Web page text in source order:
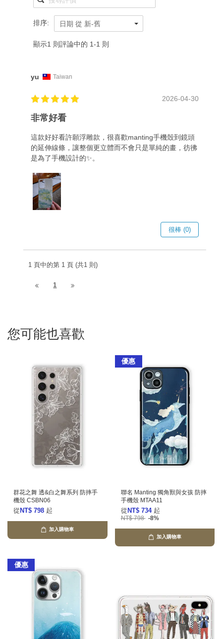
排序: 日期 從 新-舊
顯示1 則評論中的 1-1 則
yu Taiwan
2026-04-30
非常好看
這款好好看許願浮雕款，很喜歡manting手機殼到鏡頭
的延伸線條，讓整個更立體而不會只是單純的畫，彷彿
是為了手機設計的✨️。
很棒 (0)
1 頁中的第 1 頁 (共1 則)
1
您可能也喜歡
群花之舞 透&白之舞系列 防摔手
機殼 CSBN06
從 NT$ 798 起
加入購物車
優惠
聯名 Manting 獨角獸與女孩 防摔
手機殼 MTAA11
從 NT$ 734 起
NT$ 798 -8%
加入購物車
優惠